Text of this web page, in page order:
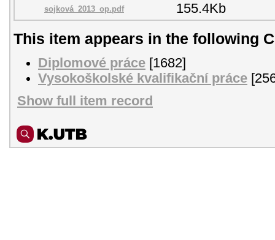
sojková_2013_op.pdf 155.4Kb
This item appears in the following
Diplomové práce [1682]
Vysokoškolské kvalifikační práce
Show full item record